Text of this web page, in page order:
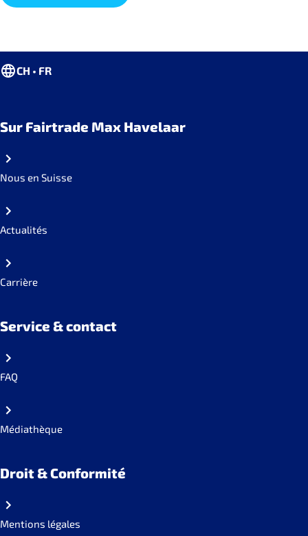
CH • FR
Sur Fairtrade Max Havelaar
Nous en Suisse
Actualités
Carrière
Service & contact
FAQ
Médiathèque
Droit & Conformité
Mentions légales